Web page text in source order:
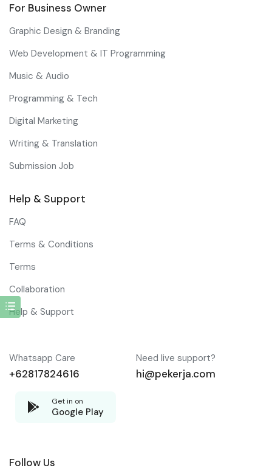
For Business Owner
Graphic Design & Branding
Web Development & IT Programming
Music & Audio
Programming & Tech
Digital Marketing
Writing & Translation
Submission Job
Help & Support
FAQ
Terms & Conditions
Terms
Collaboration
Help & Support
Whatsapp Care
+62817824616
Need live support?
hi@pekerja.com
Get in on
Google Play
Follow Us